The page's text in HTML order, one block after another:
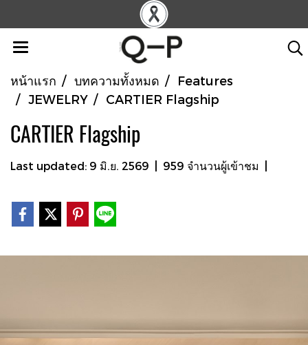
หน้าแรก บทความทั้งหมด
Features
JEWELRY
CARTIER Flagship
CARTIER Flagship
Last updated: 9 มิ.ย. 2569 959 จำนวนผู้เข้าชม